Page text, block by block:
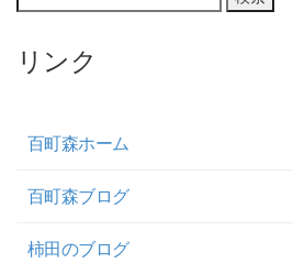
リンク
百町森ホーム
百町森ブログ
柿田のブログ